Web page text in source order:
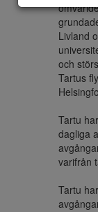
Livland
och
Tartus
Tartu
dagliga
varifrån
Tartu